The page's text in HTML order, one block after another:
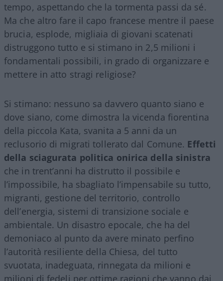
tempo, aspettando che la tormenta passi da sé.
Ma che altro fare il capo francese mentre il paese
brucia, esplode, migliaia di giovani scatenati
distruggono tutto e si stimano in 2,5 milioni i
fondamentali possibili, in grado di organizzare e
mettere in atto stragi religiose?
Si stimano: nessuno sa davvero quanto siano e
dove siano, come dimostra la vicenda fiorentina
della piccola Kata, svanita a 5 anni da un
reclusorio di migrati tollerato dal Comune. Effetti
della sciagurata politica onirica della sinistra
che in trent’anni ha distrutto il possibile e
l’impossibile, ha sbagliato l’impensabile su tutto,
migranti, gestione del territorio, controllo
dell’energia, sistemi di transizione sociale e
ambientale. Un disastro epocale, che ha del
demoniaco al punto da avere minato perfino
l’autorità resiliente della Chiesa, del tutto
svuotata, inadeguata, rinnegata da milioni e
milioni di fedeli per ottime ragioni che vanno dai